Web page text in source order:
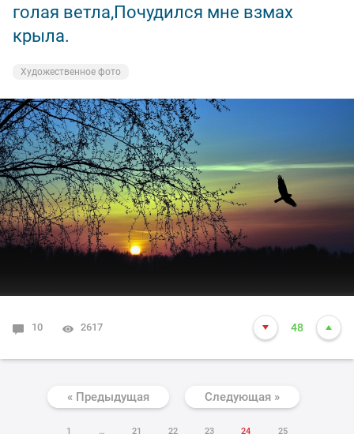
голая ветла,Почудился мне взмах
крыла.
Художественное фото
10 2617 48
« Предыдущая
1 … 21 22 23 24 25
Следующая »